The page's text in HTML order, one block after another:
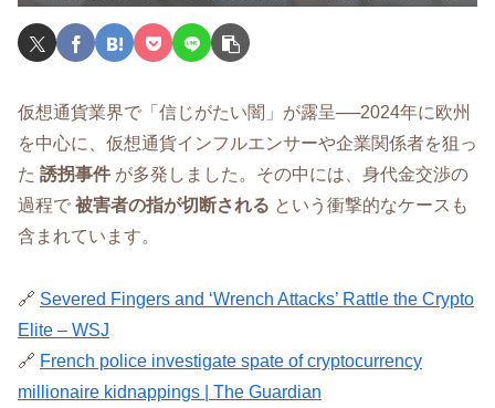
仮想通貨業界で「信じがたい闇」が露呈──2024年に欧州
を中心に、仮想通貨インフルエンサーや企業関係者を狙っ
た 誘拐事件 が多発しました。その中には、身代金交渉の
過程で 被害者の指が切断される という衝撃的なケースも
含まれています。
🔗 Severed Fingers and ‘Wrench Attacks’ Rattle the Crypto
Elite – WSJ
🔗 French police investigate spate of cryptocurrency
millionaire kidnappings | The Guardian